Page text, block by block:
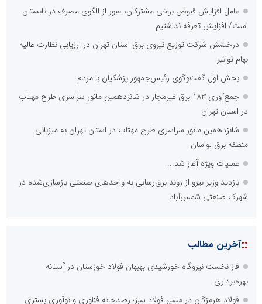
عامل افزایش قبوض برخی مشترکان، عبور از الگوی مصرف در تابستان
است/ افزایش تعرفه نداشتیم
درخشش شرکت توزیع نیروی برق استان تهران در ارزیابی نظارت عالیه
بهام توانیر
بخش اول گفت‌وگوی رئیس‌جمهور پزشکیان با مردم
جمع‌آوری 183 برق غیرمجاز در شانزدهمین مانور سراسری طرح مهتاب
در استان تهران
شانزدهمین مانور سراسری طرح مهتاب در استان تهران به میزبانی
منطقه برق لواسان
عملیات ویژه آغاز شد...
بازدید وزیر نیرو از روند برق‌رسانی به واحدهای صنعتی بازسازی‌شده در
شهرک صنعتی شمس‌آباد
::آخرین مطالب
فاز نخست نیروگاه خورشیدی بهبهان فولاد خوزستان در آستانه
بهره‌برداری
فولاد هرمزگان در مسیر فولاد سبز؛ رصدخانه فناوری و نوآوری بستری